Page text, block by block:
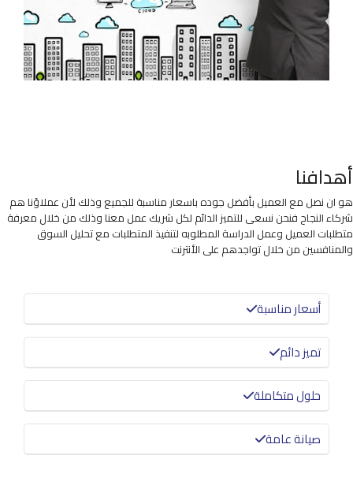
أهدافنا
هو ان نصل مع العميل بأفضل جوده باسعار مناسبة للجميع وذلك لأن عملاؤنا هم
شركاء النجاح فنحن نسعى للتميز الدائم لكل شريك عمل معنا وذلك من خلال معرفة
متطلبات العميل وعمل الدراسة المطلوبه لتنفيذ المتطلبات مع تحليل السوق
والمنافسين من خلال تواجدهم على الأنترنت
أسعار مناسبة
تميز دائم
حلول متكاملة
صيانة عامة